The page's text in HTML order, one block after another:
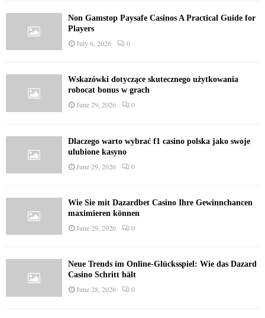
Non Gamstop Paysafe Casinos A Practical Guide for
Players
July 6, 2026 0
Wskazówki dotyczące skutecznego użytkowania
robocat bonus w grach
June 29, 2026 0
Dlaczego warto wybrać f1 casino polska jako swoje
ulubione kasyno
June 29, 2026 0
Wie Sie mit Dazardbet Casino Ihre Gewinnchancen
maximieren können
June 29, 2026 0
Neue Trends im Online-Glücksspiel: Wie das Dazard
Casino Schritt hält
June 28, 2026 0